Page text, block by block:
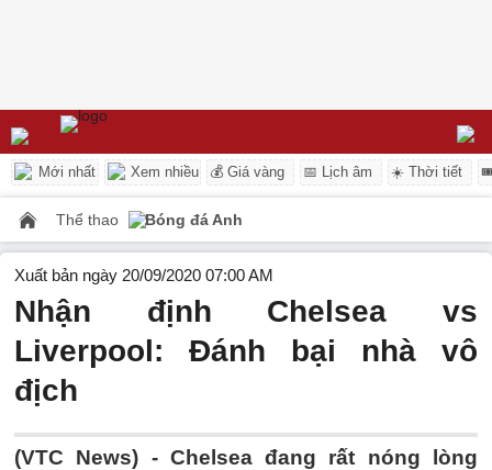
Mới nhất Xem nhiều 💰 Giá vàng 📅 Lịch âm ☀️ Thời tiết
Thể thao Bóng đá Anh
Xuất bản ngày 20/09/2020 07:00 AM
Nhận định Chelsea vs
Liverpool: Đánh bại nhà vô
địch
(VTC News) - Chelsea đang rất nóng lòng